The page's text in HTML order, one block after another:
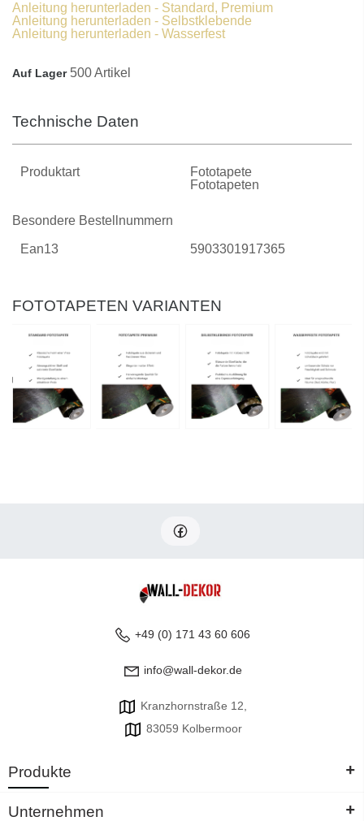
Anleitung herunterladen - Standard, Premium
Anleitung herunterladen - Selbstklebende
Anleitung herunterladen - Wasserfest
Auf Lager 500 Artikel
Technische Daten
Produktart
Fototapete
Fototapeten
Besondere Bestellnummern
Ean13 5903301917365
FOTOTAPETEN VARIANTEN
+49 (0) 171 43 60 606
info@wall-dekor.de
Kranzhornstraße 12,
83059 Kolbermoor
Produkte +
Unternehmen +